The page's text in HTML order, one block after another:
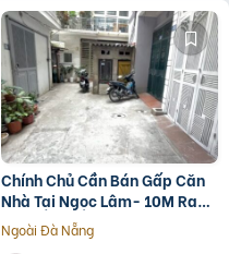
Chính Chủ Cần Bán Gấp Căn
Nhà Tại Ngọc Lâm- 10M Ra
Mặt Phố- Có Chỗ Để Oto- Nhà
Đẹp Ở Luôn
Ngoài Đà Nẵng